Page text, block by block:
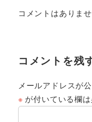
コメントはありませ
コメントを残
メールアドレスが
※ が付いている欄